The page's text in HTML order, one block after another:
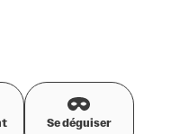
Se déguiser